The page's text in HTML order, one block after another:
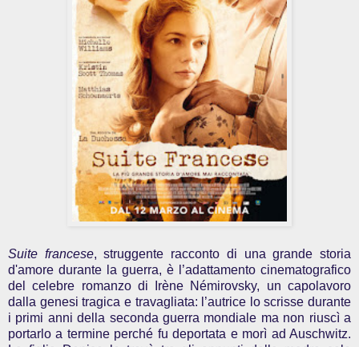
Suite francese, struggente racconto di una grande storia
d'amore durante la guerra, è l’adattamento cinematografico
del celebre romanzo di Irène Némirovsky, un capolavoro
dalla genesi tragica e travagliata: l’autrice lo scrisse durante
i primi anni della seconda guerra mondiale ma non riuscì a
portarlo a termine perché fu deportata e morì ad Auschwitz.